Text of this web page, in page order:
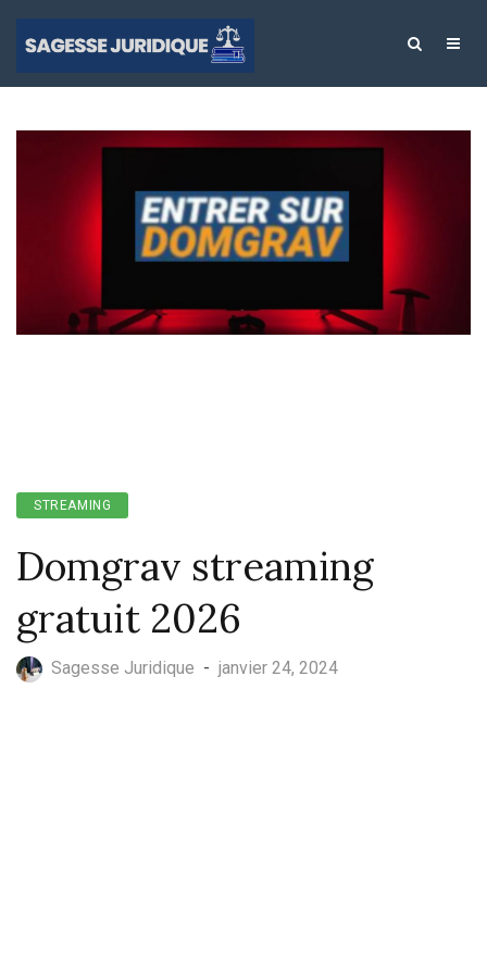
STREAMING
Domgrav streaming
gratuit 2026
Sagesse Juridique - janvier 24, 2024